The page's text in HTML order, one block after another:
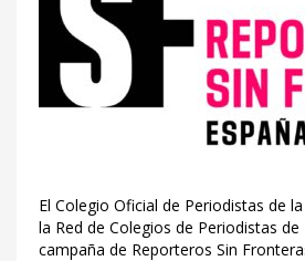
El Colegio Oficial de Periodistas de
la Red de Colegios de Periodistas de
campaña de Reporteros Sin